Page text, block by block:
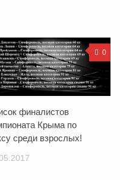
0
финалистов
Крыма по
среди взрослых!